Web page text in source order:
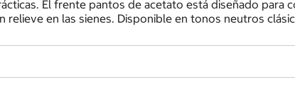
El frente pantos de acetato está diseñado para
en las sienes. Disponible en tonos neutros